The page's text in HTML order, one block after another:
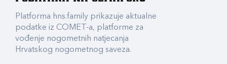
Platforma hns.family prikazuje aktualne
podatke iz COMET-a, platforme za
vođenje nogometnih natjecanja
Hrvatskog nogometnog saveza.